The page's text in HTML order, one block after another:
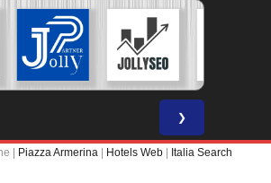
❯
| Piazza Armerina | Hotels Web | Italia Search